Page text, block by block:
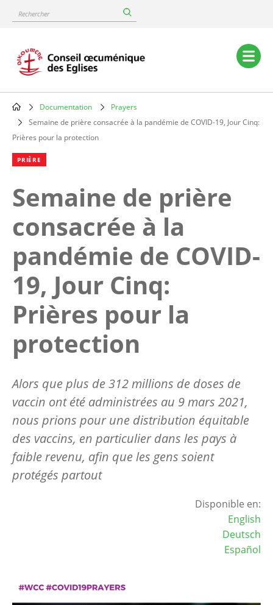
content
Rechercher
Main
navigation
Breadcrumb
Documentation
Prayers
Semaine de prière consacrée à la pandémie de COVID-19, Jour Cinq:
Prières pour la protection
PRIÈRE
Semaine de prière
consacrée à la
pandémie de COVID-
19, Jour Cinq:
Prières pour la
protection
Alors que plus de 312 millions de doses de
vaccin ont été administrées au 9 mars 2021,
nous prions pour une distribution équitable
des vaccins, en particulier dans les pays à
faible revenu, afin que les gens soient
protégés partout
Disponible en:
English
Deutsch
Español